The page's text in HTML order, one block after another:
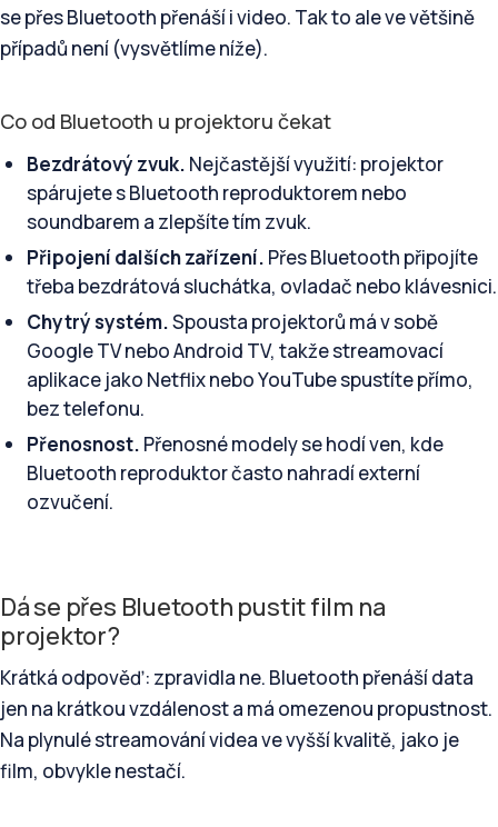
se přes Bluetooth přenáší i video. Tak to ale ve většině
případů není (vysvětlíme níže).
Co od Bluetooth u projektoru čekat
Bezdrátový zvuk. Nejčastější využití: projektor
spárujete s Bluetooth reproduktorem nebo
soundbarem a zlepšíte tím zvuk.
Připojení dalších zařízení. Přes Bluetooth připojíte
třeba bezdrátová sluchátka, ovladač nebo klávesnici.
Chytrý systém.Spousta projektorů má v sobě
Google TV nebo Android TV, takže streamovací
aplikace jako Netflix nebo YouTube spustíte přímo,
bez telefonu.
Přenosnost. Přenosné modely se hodí ven, kde
Bluetooth reproduktor často nahradí externí
ozvučení.
Dá se přes Bluetooth pustit film na
projektor?
Krátká odpověď: zpravidla ne. Bluetooth přenáší data
jen na krátkou vzdálenost a má omezenou propustnost.
Na plynulé streamování videa ve vyšší kvalitě, jako je
film, obvykle nestačí.